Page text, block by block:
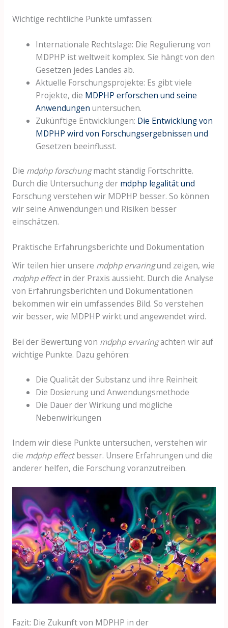
Wichtige rechtliche Punkte umfassen:
Internationale Rechtslage: Die Regulierung von
MDPHP ist weltweit komplex. Sie hängt von den
Gesetzen jedes Landes ab.
Aktuelle Forschungsprojekte: Es gibt viele
Projekte, die MDPHP erforschen und seine
Anwendungen untersuchen.
Zukünftige Entwicklungen: Die Entwicklung von
MDPHP wird von Forschungsergebnissen und
Gesetzen beeinflusst.
Die mdphp forschungmacht ständig Fortschritte.
Durch die Untersuchung der mdphp legalität und
Forschung verstehen wir MDPHP besser. So können
wir seine Anwendungen und Risiken besser
einschätzen.
Praktische Erfahrungsberichte und Dokumentation
Wir teilen hier unsere mdphp ervaringund zeigen, wie
mdphp effectin der Praxis aussieht. Durch die Analyse
von Erfahrungsberichten und Dokumentationen
bekommen wir ein umfassendes Bild. So verstehen
wir besser, wie MDPHP wirkt und angewendet wird.
Bei der Bewertung von mdphp ervaringachten wir auf
wichtige Punkte. Dazu gehören:
Die Qualität der Substanz und ihre Reinheit
Die Dosierung und Anwendungsmethode
Die Dauer der Wirkung und mögliche
Nebenwirkungen
Indem wir diese Punkte untersuchen, verstehen wir
die mdphp effectbesser. Unsere Erfahrungen und die
anderer helfen, die Forschung voranzutreiben.
Fazit: Die Zukunft von MDPHP in der